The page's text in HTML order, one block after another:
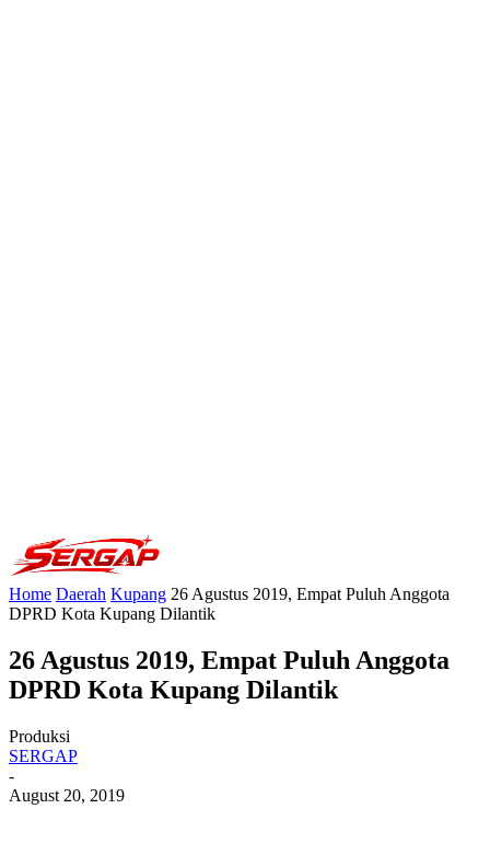
Home Daerah Kupang 26 Agustus 2019, Empat Puluh Anggota
DPRD Kota Kupang Dilantik
26 Agustus 2019, Empat Puluh Anggota
DPRD Kota Kupang Dilantik
Produksi
SERGAP
-
August 20, 2019